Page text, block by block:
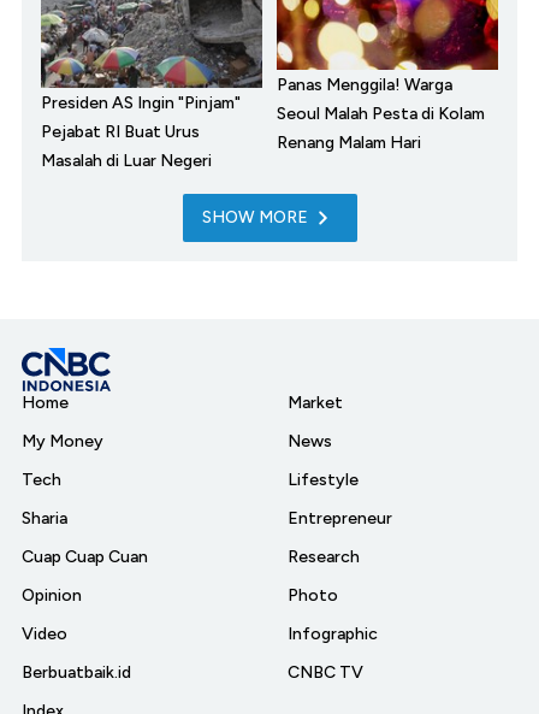
Presiden AS Ingin "Pinjam"
Pejabat RI Buat Urus
Masalah di Luar Negeri
Panas Menggila! Warga
Seoul Malah Pesta di Kolam
Renang Malam Hari
SHOW MORE
Home
My Money
Tech
Sharia
Cuap Cuap Cuan
Opinion
Video
Berbuatbaik.id
Market
News
Lifestyle
Entrepreneur
Research
Photo
Infographic
CNBC TV